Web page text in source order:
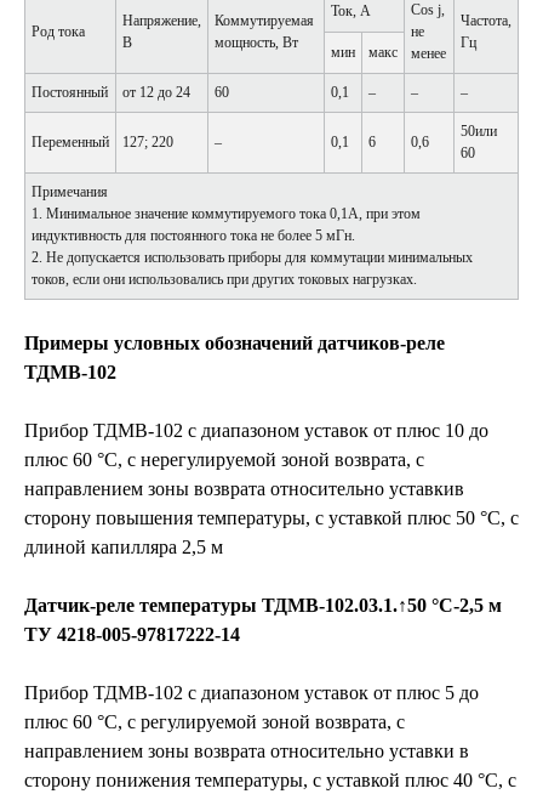
Род тока
Напряжение,
В
Коммутируемая
мощность, Вт
Ток, А
Сos j,
не
менее
Частота,
Гц
мин макс
Постоянный от 12 до 24 60 0,1 – – –
Переменный 127; 220 – 0,1 6 0,6
50или
60
Примечания
1. Минимальное значение коммутируемого тока 0,1А, при этом
индуктивность для постоянного тока не более 5 мГн.
2. Не допускается использовать приборы для коммутации минимальных
токов, если они использовались при других токовых нагрузках.
Примеры условных обозначений датчиков-реле
ТДМВ-102
Прибор ТДМВ-102 с диапазоном уставок от плюс 10 до
плюс 60 °С, с нерегулируемой зоной возврата, с
направлением зоны возврата относительно уставкив
сторону повышения температуры, с уставкой плюс 50 °С, с
длиной капилляра 2,5 м
Датчик-реле температуры ТДМВ-102.03.1.↑50 °С-2,5 м
ТУ 4218-005-97817222-14
Прибор ТДМВ-102 с диапазоном уставок от плюс 5 до
плюс 60 °С, с регулируемой зоной возврата, с
направлением зоны возврата относительно уставки в
сторону понижения температуры, с уставкой плюс 40 °С, с